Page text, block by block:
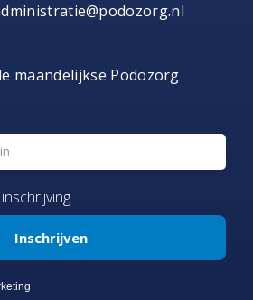
maandelijkse Podozorg